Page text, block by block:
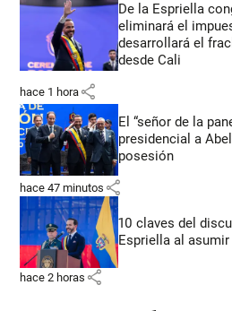
De la Espriella
eliminará el
desarrollará el
desde Cali
hace 1 hora share
El “señor de la
presidencial a
posesión
hace 47 minutos share
10 claves del
Espriella al
hace 2 horas share